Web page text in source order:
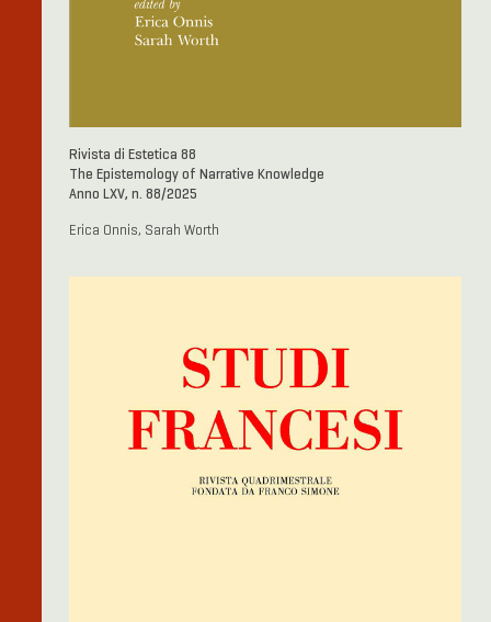
Rivista di Estetica 88
The Epistemology of Narrative Knowledge
Anno LXV, n. 88/2025
Erica Onnis, Sarah Worth